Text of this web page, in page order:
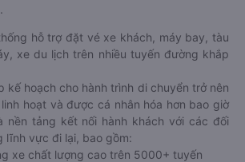
hỗ trợ đặt vé xe khách, máy bay, tàu
xe du lịch trên nhiều tuyến đường khắp
kế hoạch cho hành trình di chuyển trở nên
hoạt và được cá nhân hóa hơn bao giờ
nền tảng kết nối hành khách với các đối
lĩnh vực đi lại, bao gồm:
xe chất lượng cao trên 5000+ tuyến